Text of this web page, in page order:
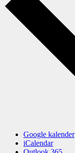
Google kalender
iCalendar